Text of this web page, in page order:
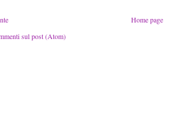
Home page
sul post (Atom)